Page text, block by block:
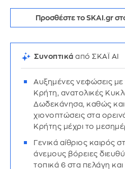
Προσθέστε το SKAI.gr
Συνοπτικά από ΣΚΑΪ AI
Αυξημένες νεφώσεις με
Κρήτη, ανατολικές
Δωδεκάνησα, καθώς και
χιονοπτώσεις στα
Κρήτης μέχρι το
Γενικά αίθριος καιρός
άνεμους βόρειες
τοπικά 6 στα πελάγη